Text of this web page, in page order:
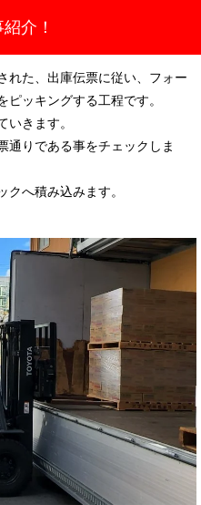
介！
れた、出庫伝票に従い、フォー
ッキングする工程です。
いきます。
通りである事をチェックしま
クへ積み込みます。